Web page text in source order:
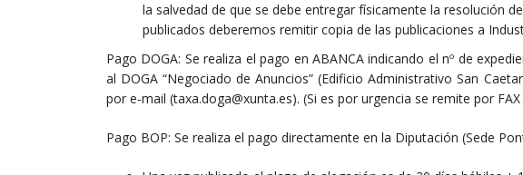
la salvedad de que se debe entregar físicamente la resolución
publicados deberemos remitir copia de las publicaciones a
Pago DOGA: Se realiza el pago en ABANCA indicando el nº de
al DOGA “Negociado de Anuncios” (Edificio Administrativo San
por e‐mail (taxa.doga@xunta.es). (Si es por urgencia se remite por
Pago BOP: Se realiza el pago directamente en la Diputación (Sede